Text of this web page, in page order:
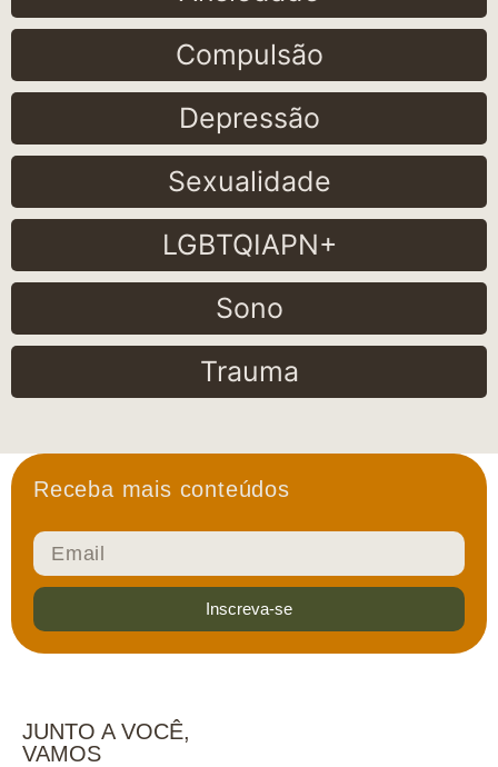
Compulsão
Depressão
Sexualidade
LGBTQIAPN+
Sono
Trauma
Receba mais conteúdos
Inscreva-se
JUNTO A VOCÊ,
VAMOS